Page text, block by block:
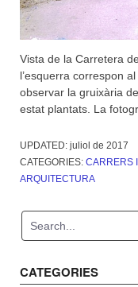
Vista de la Carretera
l’esquerra correspon
observar la gruixària
estat plantats. La
UPDATED: juliol de 2017
CATEGORIES: CARRERS
ARQUITECTURA
CATEGORIES